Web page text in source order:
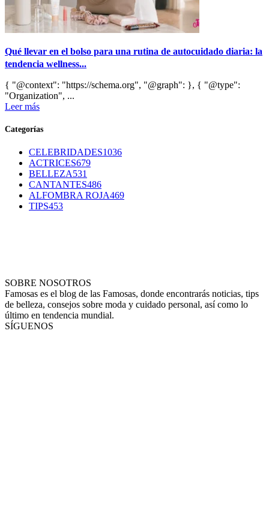
Qué llevar en el bolso para una rutina de autocuidado diaria: la
tendencia wellness...
{ "@context": "https://schema.org", "@graph": }, { "@type":
"Organization", ...
Leer más
Categorías
CELEBRIDADES1036
ACTRICES679
BELLEZA531
CANTANTES486
ALFOMBRA ROJA469
TIPS453
SOBRE NOSOTROS
Famosas es el blog de las Famosas, donde encontrarás noticias, tips
de belleza, consejos sobre moda y cuidado personal, así como lo
último en tendencia mundial.
SÍGUENOS